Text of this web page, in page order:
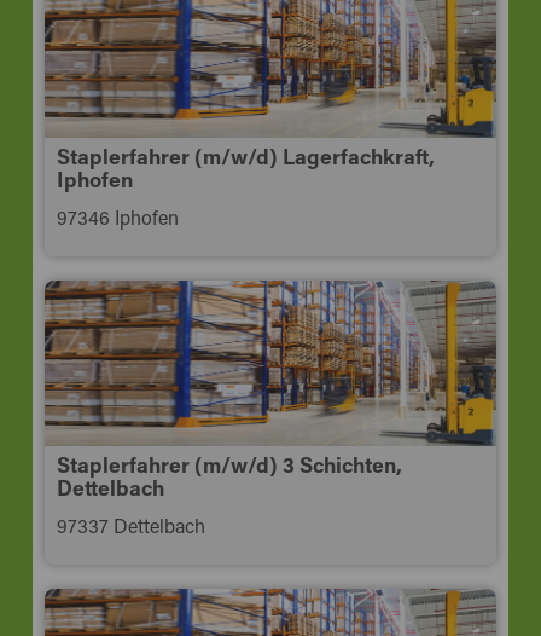
Staplerfahrer (m/w/d) Lagerfachkraft,
Iphofen
97346 Iphofen
Staplerfahrer (m/w/d) 3 Schichten,
Dettelbach
97337 Dettelbach